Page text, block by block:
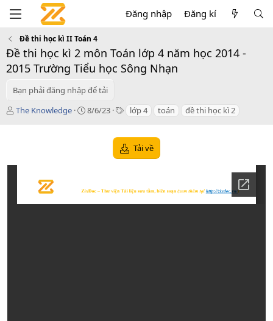
Đăng nhập Đăng kí
Đề thi học kì II Toán 4
Đề thi học kì 2 môn Toán lớp 4 năm học 2014 -
2015 Trường Tiểu học Sông Nhạn
Bạn phải đăng nhập để tải
T
ả
The Knowledge
C
8/6/23
T
s
lớp 4 toán đề thi học kì 2
Tải về